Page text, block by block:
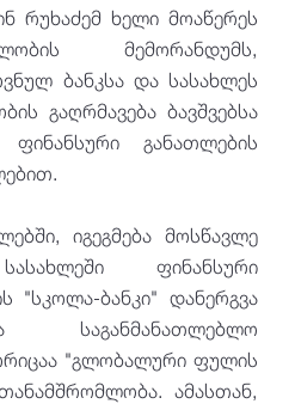
რუხაძემ ხელი მოაწერეს
მემორანდუმს,
ბანკსა და სასახლეს
გაღრმავება ბავშვებსა
განათლების
იგეგმება მოსწავლე
ფინანსური
"სკოლა-ბანკი" დანერგვა
საგანმანათლებლო
"გლობალური ფულის
ამასთან,